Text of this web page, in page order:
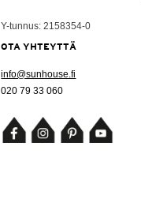
Y-tunnus: 2158354-0
OTA YHTEYTTÄ
info@sunhouse.fi
020 79 33 060